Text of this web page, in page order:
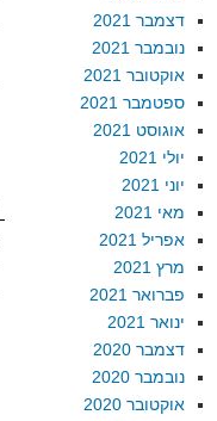
דצמבר 2021
נובמבר 2021
אוקטובר 2021
ספטמבר 2021
אוגוסט 2021
יולי 2021
יוני 2021
מאי 2021
אפריל 2021
מרץ 2021
פברואר 2021
ינואר 2021
דצמבר 2020
נובמבר 2020
אוקטובר 2020